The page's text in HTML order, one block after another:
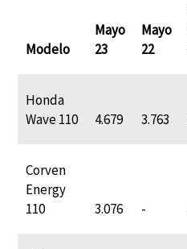
Modelo
Mayo
23
Mayo
22
Honda
Wave 110
4.679 3.763
Corven
Energy
110
3.076 -